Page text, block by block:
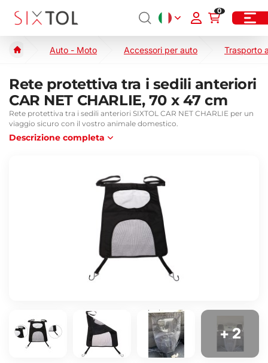
0
Auto - Moto Accessori per auto Trasporto
Rete protettiva tra i sedili anteriori
CAR NET CHARLIE, 70 x 47 cm
Rete protettiva tra i sedili anteriori SIXTOL CAR NET CHARLIE per un
viaggio sicuro con il vostro animale domestico.
Descrizione completa
+ 2